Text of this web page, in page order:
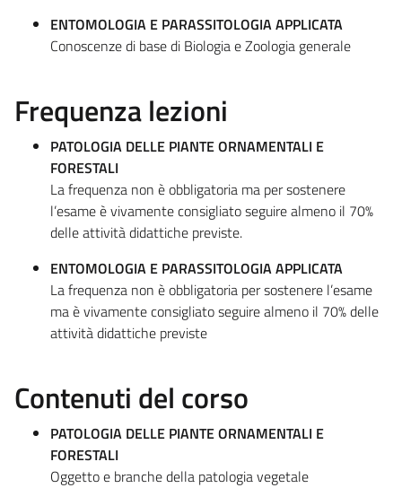
ENTOMOLOGIA E PARASSITOLOGIA APPLICATA
Conoscenze di base di Biologia e Zoologia generale
Frequenza lezioni
PATOLOGIA DELLE PIANTE ORNAMENTALI E
FORESTALI
La frequenza non è obbligatoria ma per sostenere
l’esame è vivamente consigliato seguire almeno il 70%
delle attività didattiche previste.
ENTOMOLOGIA E PARASSITOLOGIA APPLICATA
La frequenza non è obbligatoria per sostenere l’esame
ma è vivamente consigliato seguire almeno il 70% delle
attività didattiche previste
Contenuti del corso
PATOLOGIA DELLE PIANTE ORNAMENTALI E
FORESTALI
Oggetto e branche della patologia vegetale